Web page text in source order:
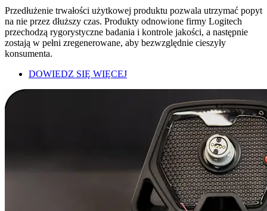
Przedłużenie trwałości użytkowej produktu pozwala utrzymać popyt
na nie przez dłuższy czas. Produkty odnowione firmy Logitech
przechodzą rygorystyczne badania i kontrole jakości, a następnie
zostają w pełni zregenerowane, aby bezwzględnie cieszyły
konsumenta.
DOWIEDZ SIĘ WIĘCEJ